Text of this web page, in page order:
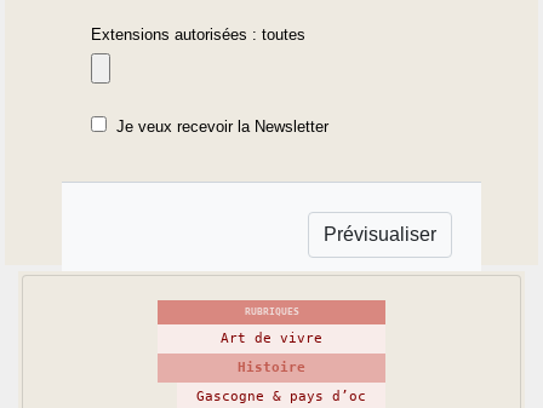
Extensions autorisées : toutes
Je veux recevoir la Newsletter
RUBRIQUES
Art de vivre
Histoire
Gascogne & pays d’oc